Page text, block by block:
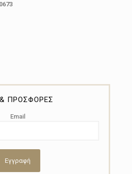
ΠΡΟΣΦΟΡΕΣ
Email